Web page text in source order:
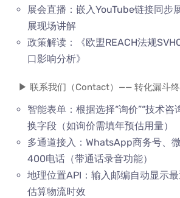
展会直播：嵌入YouTube链接同步
展现场讲解
政策解读：《欧盟REACH法规
口影响分析》
▶ 联系我们（Contact）—— 转化漏斗
智能表单：根据选择“询价”“技术咨
换字段（如询价需填年预估用量）
多通道接入：WhatsApp商务号、
400电话（带通话录音功能）
地理位置API：输入邮编自动显示
估算物流时效